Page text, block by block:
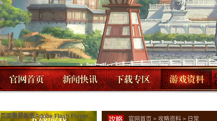
网易游戏
游戏爱好者
我的足迹： 大话2经典版
页面需要新版Adobe Flash Player. 官网首页 > 攻略资料 > 日常